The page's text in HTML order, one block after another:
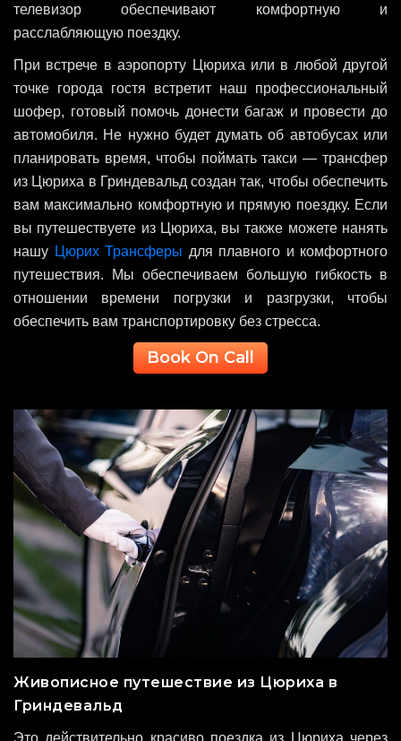
телевизор обеспечивают комфортную и
расслабляющую поездку.
При встрече в аэропорту Цюриха или в любой другой
точке города гостя встретит наш профессиональный
шофер, готовый помочь донести багаж и провести до
автомобиля. Не нужно будет думать об автобусах или
планировать время, чтобы поймать такси — трансфер
из Цюриха в Гриндевальд создан так, чтобы обеспечить
вам максимально комфортную и прямую поездку. Если
вы путешествуете из Цюриха, вы также можете нанять
нашу Цюрих Трансферы для плавного и комфортного
путешествия. Мы обеспечиваем большую гибкость в
отношении времени погрузки и разгрузки, чтобы
обеспечить вам транспортировку без стресса.
Book On Call
Живописное путешествие из Цюриха в
Гриндевальд
Это действительно красиво поездка из Цюриха через